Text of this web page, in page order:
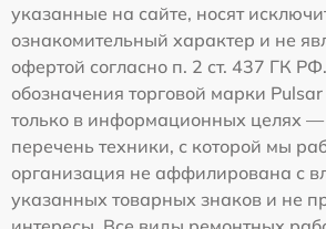
указанные на сайте, носят
ознакомительный характер и не
офертой согласно п. 2 ст. 437 ГК
обозначения торговой марки
только в информационных целях —
перечень техники, с которой мы
организация не аффилирована с
указанных товарных знаков и не